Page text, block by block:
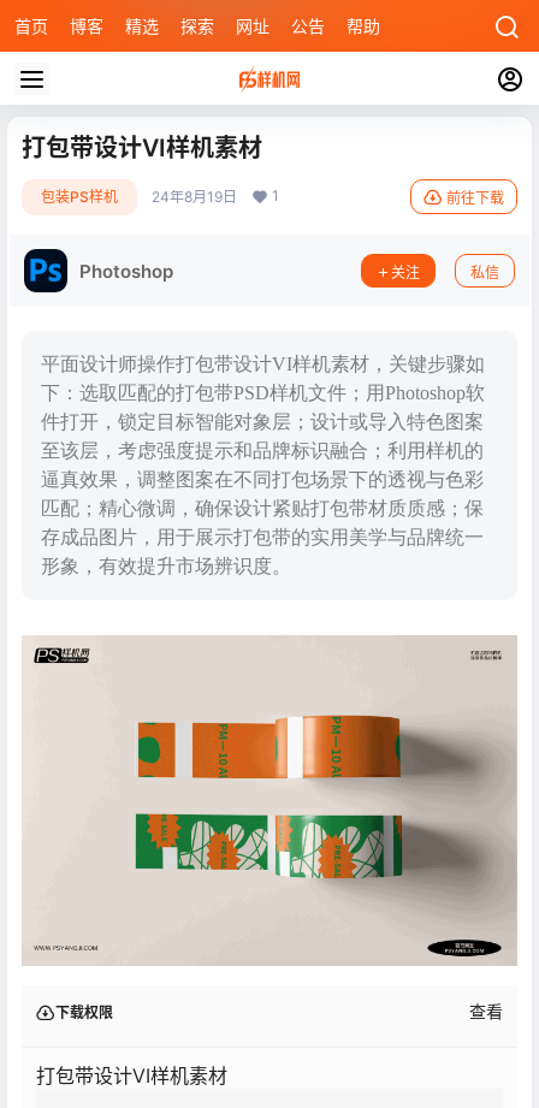
首页 博客 精选 探索 网址 公告 帮助
打包带设计VI样机素材
包装PS样机 24年8月19日 1 前往下载
Photoshop 关注 私信
平面设计师操作打包带设计VI样机素材，关键步骤如
下：选取匹配的打包带PSD样机文件；用Photoshop软
件打开，锁定目标智能对象层；设计或导入特色图案
至该层，考虑强度提示和品牌标识融合；利用样机的
逼真效果，调整图案在不同打包场景下的透视与色彩
匹配；精心微调，确保设计紧贴打包带材质质感；保
存成品图片，用于展示打包带的实用美学与品牌统一
形象，有效提升市场辨识度。
下载权限 查看
打包带设计VI样机素材